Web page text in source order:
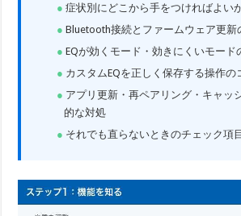
症状別にどこから手をつければよい
Bluetooth接続とファームウェア更新
EQが効くモード・効きにくいモード
カスタムEQを正しく保存する操作の
アプリ更新・再ペアリング・キャッ
的な対処
それでも直らないときのチェック項